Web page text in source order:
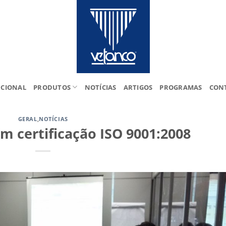
PRODUTOS NOTÍCIAS ARTIGOS PROGRAMAS
GERAL,NOTÍCIAS
certificação ISO 9001:2008